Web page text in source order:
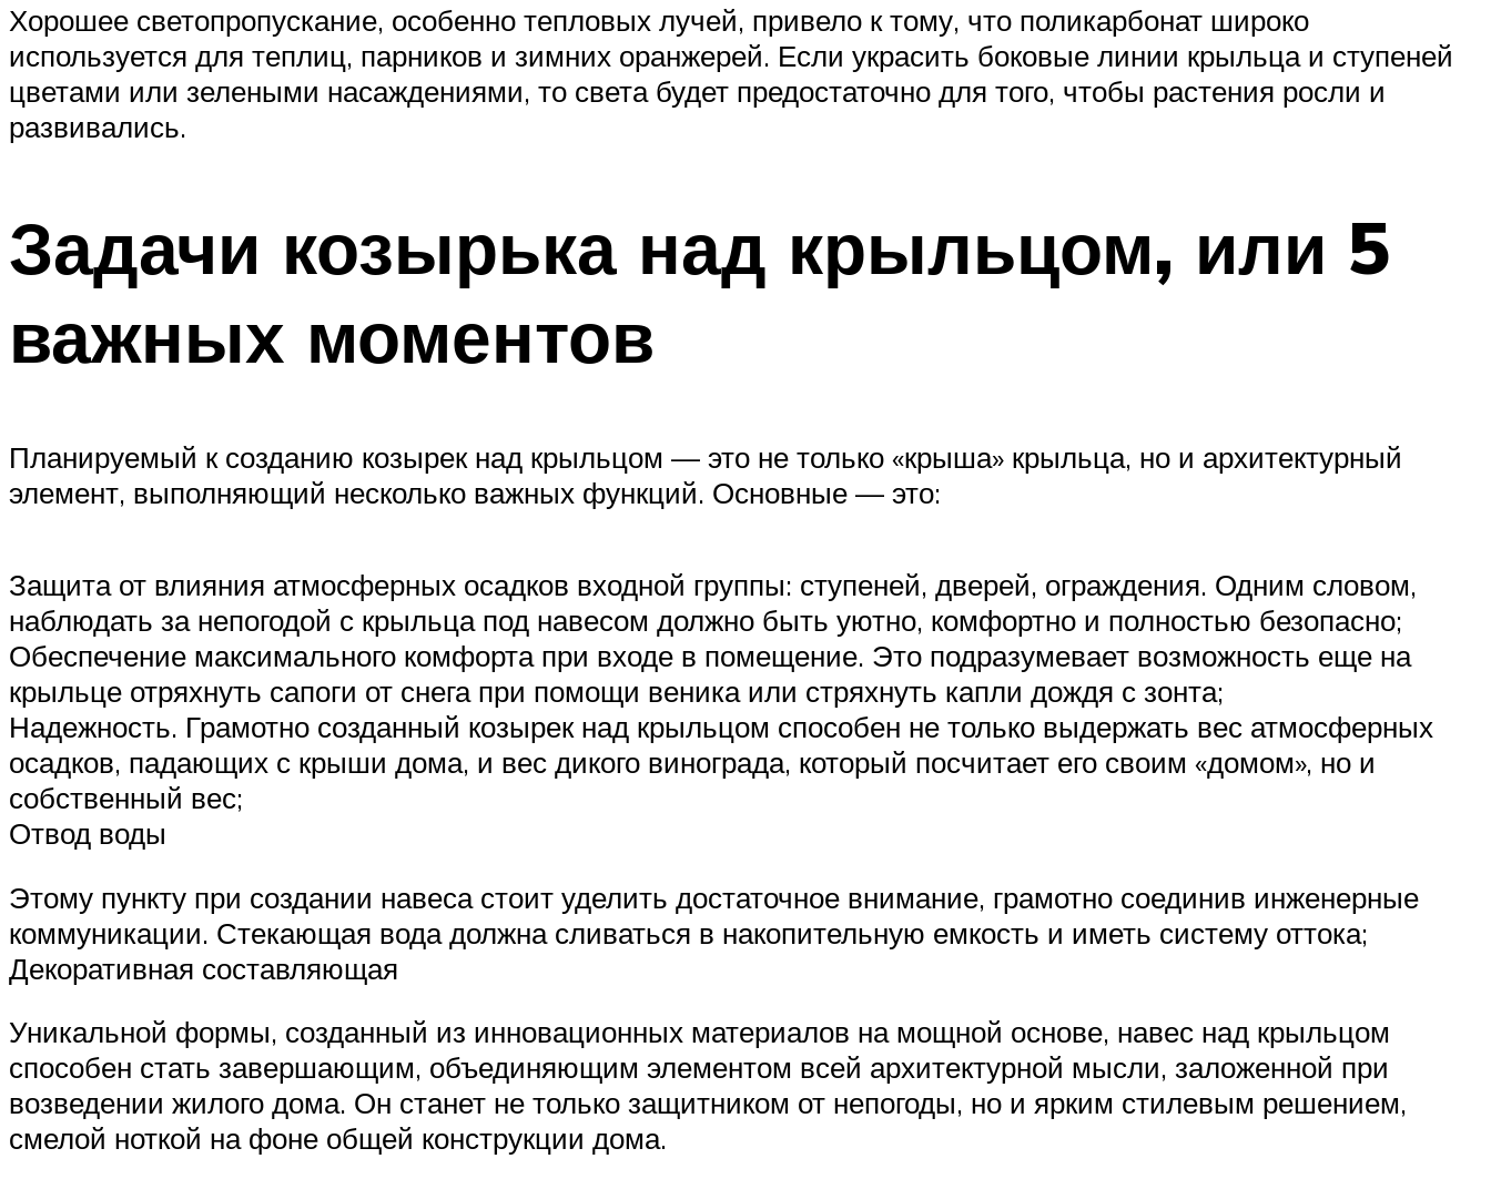
Хорошее светопропускание, особенно тепловых лучей, привело к тому, что поликарбонат широко
используется для теплиц, парников и зимних оранжерей. Если украсить боковые линии крыльца и ступеней
цветами или зелеными насаждениями, то света будет предостаточно для того, чтобы растения росли и
развивались.
Задачи козырька над крыльцом, или 5
важных моментов
Планируемый к созданию козырек над крыльцом — это не только «крыша» крыльца, но и архитектурный
элемент, выполняющий несколько важных функций. Основные — это:
Защита от влияния атмосферных осадков входной группы: ступеней, дверей, ограждения. Одним словом,
наблюдать за непогодой с крыльца под навесом должно быть уютно, комфортно и полностью безопасно;
Обеспечение максимального комфорта при входе в помещение. Это подразумевает возможность еще на
крыльце отряхнуть сапоги от снега при помощи веника или стряхнуть капли дождя с зонта;
Надежность. Грамотно созданный козырек над крыльцом способен не только выдержать вес атмосферных
осадков, падающих с крыши дома, и вес дикого винограда, который посчитает его своим «домом», но и
собственный вес;
Отвод воды
Этому пункту при создании навеса стоит уделить достаточное внимание, грамотно соединив инженерные
коммуникации. Стекающая вода должна сливаться в накопительную емкость и иметь систему оттока;
Декоративная составляющая
Уникальной формы, созданный из инновационных материалов на мощной основе, навес над крыльцом
способен стать завершающим, объединяющим элементом всей архитектурной мысли, заложенной при
возведении жилого дома. Он станет не только защитником от непогоды, но и ярким стилевым решением,
смелой ноткой на фоне общей конструкции дома.